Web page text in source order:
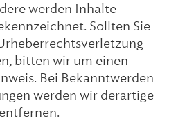
werden Inhalte
Sollten Sie
bitten wir um einen
Bei Bekanntwerden
werden wir derartige